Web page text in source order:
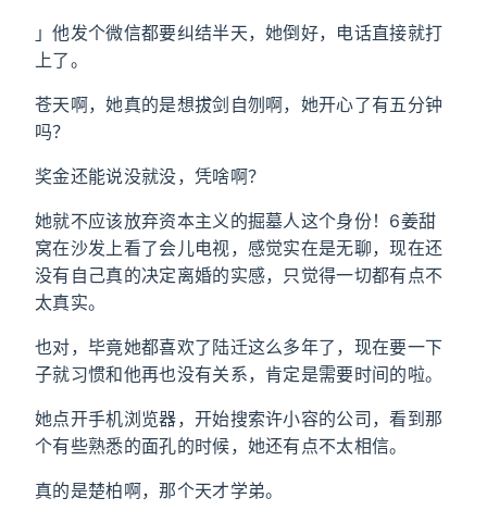
」他发个微信都要纠结半天，她倒好，电话直接就打
上了。
苍天啊，她真的是想拔剑自刎啊，她开心了有五分钟
吗？
奖金还能说没就没，凭啥啊？
她就不应该放弃资本主义的掘墓人这个身份！6姜甜
窝在沙发上看了会儿电视，感觉实在是无聊，现在还
没有自己真的决定离婚的实感，只觉得一切都有点不
太真实。
也对，毕竟她都喜欢了陆迁这么多年了，现在要一下
子就习惯和他再也没有关系，肯定是需要时间的啦。
她点开手机浏览器，开始搜索许小容的公司，看到那
个有些熟悉的面孔的时候，她还有点不太相信。
真的是楚柏啊，那个天才学弟。